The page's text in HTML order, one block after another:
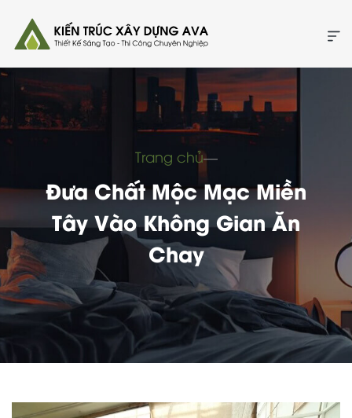
Trang chủ―
Đưa Chất Mộc Mạc Miền
Tây Vào Không Gian Ăn
Chay